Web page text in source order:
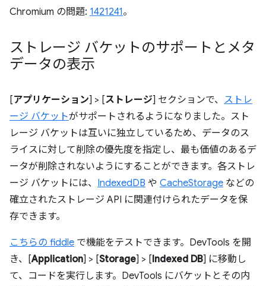
Chromium の問題: 1421241。
ストレージ バケットのサポートとメタ
データの表示
[アプリケーション] > [ストレージ] セクションで、 ストレ
ージ バケットがサポートされるようになりました。スト
レージ バケットは互いに独立しているため、データのス
ライスに対して削除の優先度を指定し、最も価値のあるデ
ータが削除されないようにすることができます。各ストレ
ージ バケットには、 IndexedDB や CacheStorage などの
確立されたストレージ API に関連付けられたデータを保
存できます。
こちらの fiddle で機能をテストできます。DevTools を開
き、[Application] > [Storage] > [Indexed DB] に移動し
て、コードを実行します。DevTools にバケットとその内